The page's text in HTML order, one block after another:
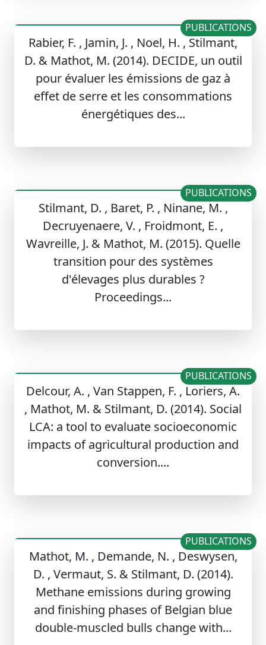
Rabier, F. , Jamin, J. , Noel, H. , Stilmant,
D. & Mathot, M. (2014). DECIDE, un outil
pour évaluer les émissions de gaz à
effet de serre et les consommations
énergétiques des...
PUBLICATIONS
Stilmant, D. , Baret, P. , Ninane, M. ,
Decruyenaere, V. , Froidmont, E. ,
Wavreille, J. & Mathot, M. (2015). Quelle
transition pour des systèmes
d'élevages plus durables ?
Proceedings...
PUBLICATIONS
Delcour, A. , Van Stappen, F. , Loriers, A.
, Mathot, M. & Stilmant, D. (2014). Social
LCA: a tool to evaluate socioeconomic
impacts of agricultural production and
conversion....
PUBLICATIONS
Mathot, M. , Demande, N. , Deswysen,
D. , Vermaut, S. & Stilmant, D. (2014).
Methane emissions during growing
and finishing phases of Belgian blue
double-muscled bulls change with...
PUBLICATIONS